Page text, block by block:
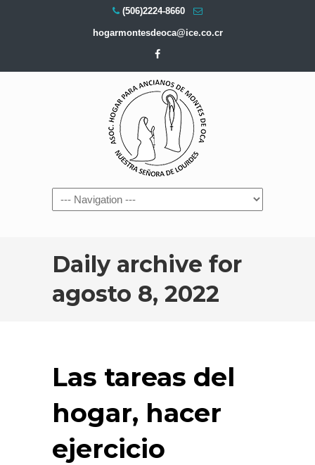
(506)2224-8660
hogarmontesdeoca@ice.co.cr
Navigation
Daily archive for
agosto 8, 2022
Las tareas del
hogar, hacer
ejercicio